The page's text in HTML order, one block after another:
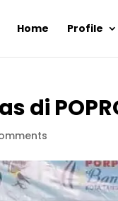
Home Profile
di